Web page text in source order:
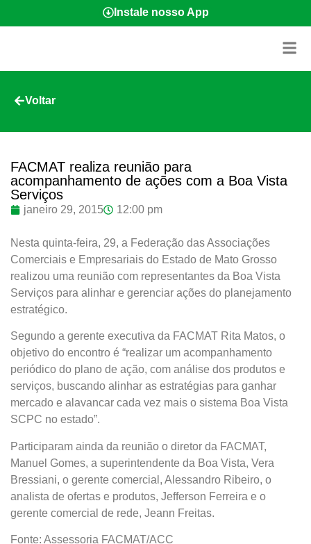
Instale nosso App
Voltar
FACMAT realiza reunião para
acompanhamento de ações com a Boa Vista
Serviços
janeiro 29, 2015 12:00 pm
Nesta quinta-feira, 29, a Federação das Associações
Comerciais e Empresariais do Estado de Mato Grosso
realizou uma reunião com representantes da Boa Vista
Serviços para alinhar e gerenciar ações do planejamento
estratégico.
Segundo a gerente executiva da FACMAT Rita Matos, o
objetivo do encontro é “realizar um acompanhamento
periódico do plano de ação, com análise dos produtos e
serviços, buscando alinhar as estratégias para ganhar
mercado e alavancar cada vez mais o sistema Boa Vista
SCPC no estado”.
Participaram ainda da reunião o diretor da FACMAT,
Manuel Gomes, a superintendente da Boa Vista, Vera
Bressiani, o gerente comercial, Alessandro Ribeiro, o
analista de ofertas e produtos, Jefferson Ferreira e o
gerente comercial de rede, Jeann Freitas.​
Fonte: Assessoria FACMAT/ACC